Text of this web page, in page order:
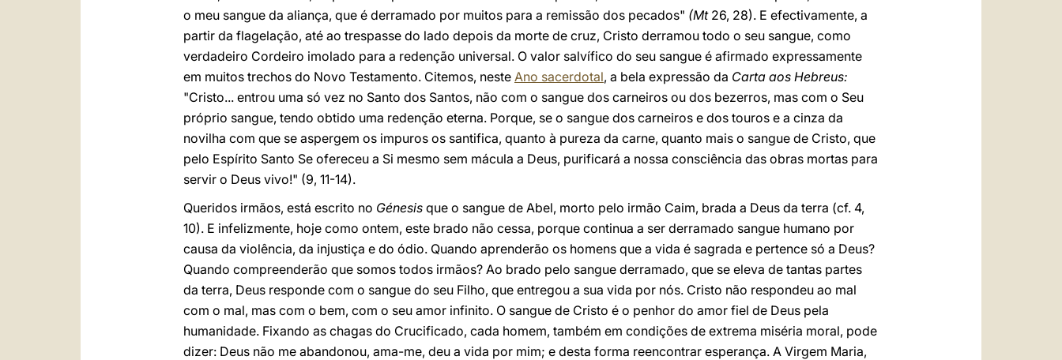
o meu sangue da aliança, que é derramado por muitos para a remissão dos pecados" (Mt26, 28). E efectivamente, a
partir da flagelação, até ao trespasse do lado depois da morte de cruz, Cristo derramou todo o seu sangue, como
verdadeiro Cordeiro imolado para a redenção universal. O valor salvífico do seu sangue é afirmado expressamente
em muitos trechos do Novo Testamento. Citemos, neste Ano sacerdotal, a bela expressão da Carta aos Hebreus:
"Cristo... entrou uma só vez no Santo dos Santos, não com o sangue dos carneiros ou dos bezerros, mas com o Seu
próprio sangue, tendo obtido uma redenção eterna. Porque, se o sangue dos carneiros e dos touros e a cinza da
novilha com que se aspergem os impuros os santifica, quanto à pureza da carne, quanto mais o sangue de Cristo, que
pelo Espírito Santo Se ofereceu a Si mesmo sem mácula a Deus, purificará a nossa consciência das obras mortas para
servir o Deus vivo!" (9, 11-14).
Queridos irmãos, está escrito no Génesis que o sangue de Abel, morto pelo irmão Caim, brada a Deus da terra (cf. 4,
10). E infelizmente, hoje como ontem, este brado não cessa, porque continua a ser derramado sangue humano por
causa da violência, da injustiça e do ódio. Quando aprenderão os homens que a vida é sagrada e pertence só a Deus?
Quando compreenderão que somos todos irmãos? Ao brado pelo sangue derramado, que se eleva de tantas partes
da terra, Deus responde com o sangue do seu Filho, que entregou a sua vida por nós. Cristo não respondeu ao mal
com o mal, mas com o bem, com o seu amor infinito. O sangue de Cristo é o penhor do amor fiel de Deus pela
humanidade. Fixando as chagas do Crucificado, cada homem, também em condições de extrema miséria moral, pode
dizer: Deus não me abandonou, ama-me, deu a vida por mim; e desta forma reencontrar esperança. A Virgem Maria,